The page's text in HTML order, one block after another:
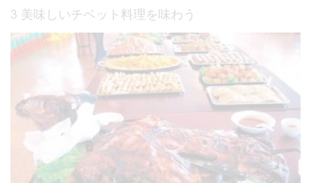
3 美味しいチベット料理を味わう